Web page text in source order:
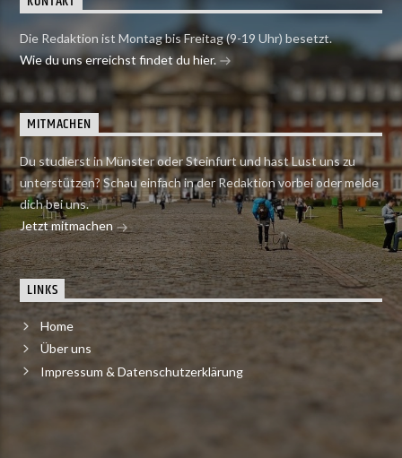
Die Redaktion ist Montag bis Freitag (9-19 Uhr) besetzt.
Wie du uns erreichst findet du hier.
MITMACHEN
Du studierst in Münster oder Steinfurt und hast Lust uns zu
unterstützen? Schau einfach in der Redaktion vorbei oder melde
dich bei uns.
Jetzt mitmachen
LINKS
Home
Über uns
Impressum & Datenschutzerklärung